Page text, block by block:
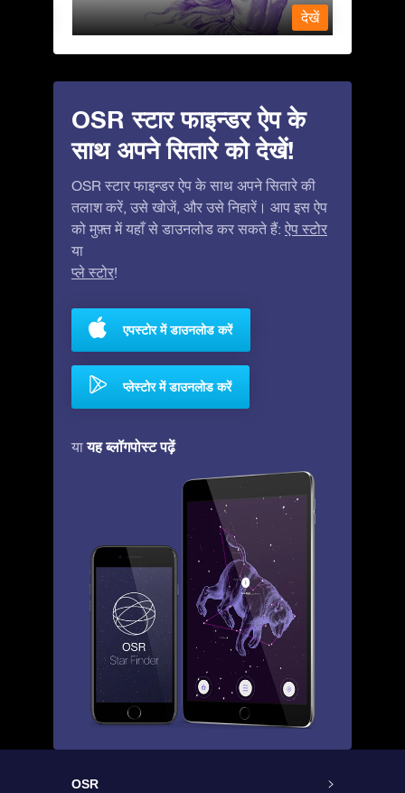
देखें
OSR स्टार फाइन्डर ऐप के
साथ अपने सितारे को देखें!
OSR स्टार फाइन्डर ऐप के साथ अपने सितारे की
तलाश करें, उसे खोजें, और उसे निहारें। आप इस ऐप
को मुफ़्त में यहाँ से डाउनलोड कर सकते हैं: ऐप स्टोर
या
प्ले स्टोर!
एपस्टोर में डाउनलोड करें
प्लेस्टोर में डाउनलोड करें
यायह ब्लॉगपोस्ट पढ़ें
OSR